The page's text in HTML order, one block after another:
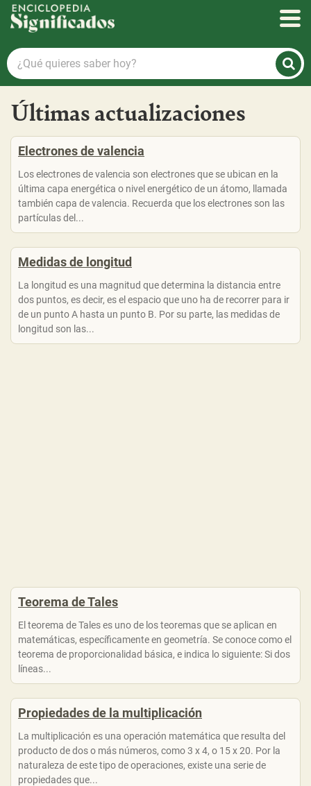
Enciclopedia Significados
¿Qué
quieres
saber
hoy?
Últimas actualizaciones
Electrones de valencia
Los electrones de valencia son electrones que se ubican en la
última capa energética o nivel energético de un átomo, llamada
también capa de valencia. Recuerda que los electrones son las
partículas del...
Medidas de longitud
La longitud es una magnitud que determina la distancia entre
dos puntos, es decir, es el espacio que uno ha de recorrer para ir
de un punto A hasta un punto B. Por su parte, las medidas de
longitud son las...
Teorema de Tales
El teorema de Tales es uno de los teoremas que se aplican en
matemáticas, específicamente en geometría. Se conoce como el
teorema de proporcionalidad básica, e indica lo siguiente: Si dos
líneas...
Propiedades de la multiplicación
La multiplicación es una operación matemática que resulta del
producto de dos o más números, como 3 x 4, o 15 x 20. Por la
naturaleza de este tipo de operaciones, existe una serie de
propiedades que...